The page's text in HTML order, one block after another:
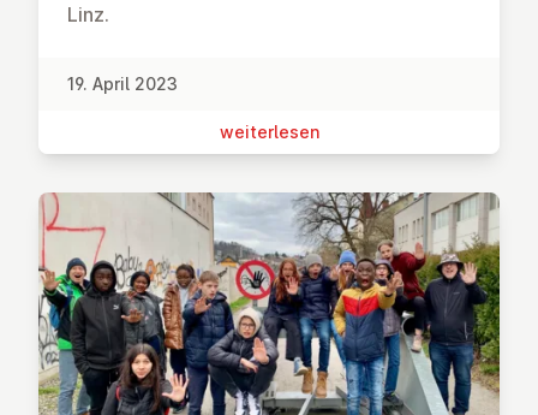
Linz.
19. April 2023
wei­ter­le­sen